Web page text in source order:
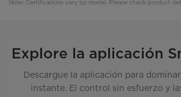
Explore la aplicación
Descargue la aplicación para
instante. El control sin esfuerzo y